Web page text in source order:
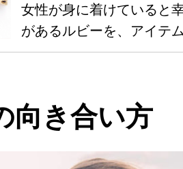
女性が身に着けていると
があるルビーを、アイテ
向き合い方